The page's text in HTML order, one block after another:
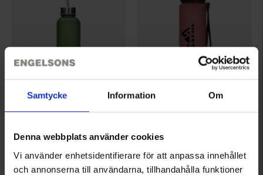
Samtycke Information Om
Denna webbplats använder cookies
Vi använder enhetsidentifierare för att anpassa innehållet
och annonserna till användarna, tillhandahålla funktioner
Vandflaske Active 0,5L
29 kr.
Vurdering: 4.5 ud af 5 stjerner
Vandflaske Active 1,0L
45 kr.
Vurdering: 4.5 ud af 5 stjerner